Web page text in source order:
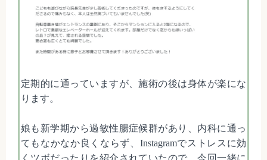
定期的に通っていますが、施術の後は身体が楽にな
ります。
娘も新学期から過敏性腸症候群があり、内科に通っ
てもなかなか良くならず、Instagramでストレスに効
くツボだったりを紹介されていたので、今回一緒に